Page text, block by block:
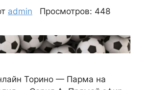
admin Просмотров: 448
Торино — Парма на